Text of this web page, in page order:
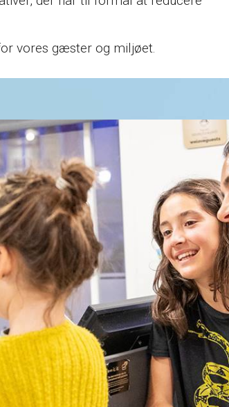
vores gæster og miljøet.